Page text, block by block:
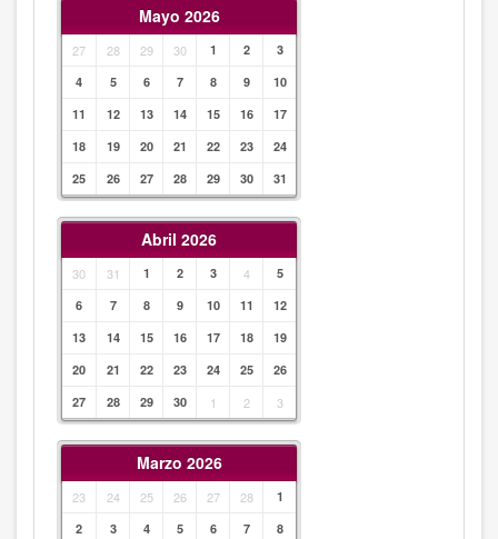
Mayo 2026
27 28 29 30 1 2
3
4
5 6 7 8 9
10
11
12 13 14 15 16
17
18
19 20 21 22 23
24
25
26 27 28 29 30 31
Abril 2026
30 31 1 2 3 4
5
6
7 8 9 10 11
12
13
14 15 16 17 18
19
20
21 22 23 24 25
26
27
28 29 30 1 2 3
Marzo 2026
23 24 25 26 27 28
1
2
3 4 5 6 7
8